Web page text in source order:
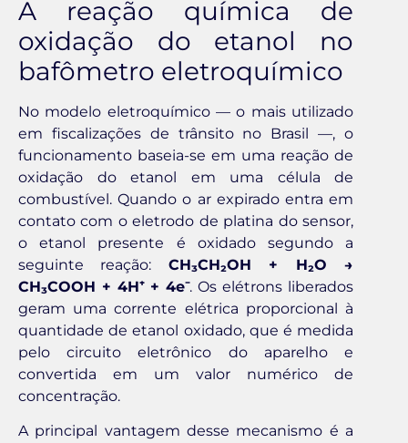
A reação química de
oxidação do etanol no
bafômetro eletroquímico
No modelo eletroquímico — o mais utilizado
em fiscalizações de trânsito no Brasil —, o
funcionamento baseia-se em uma reação de
oxidação do etanol em uma célula de
combustível. Quando o ar expirado entra em
contato com o eletrodo de platina do sensor,
o etanol presente é oxidado segundo a
seguinte reação: CH₃CH₂OH + H₂O →
CH₃COOH + 4H⁺ + 4e⁻. Os elétrons liberados
geram uma corrente elétrica proporcional à
quantidade de etanol oxidado, que é medida
pelo circuito eletrônico do aparelho e
convertida em um valor numérico de
concentração.
A principal vantagem desse mecanismo é a